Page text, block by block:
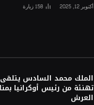
أكتوبر 12, 2025 158 زيارة
الملك محمد السادس يتلقى
تهنئة من رئيس أوكرانيا
العرش